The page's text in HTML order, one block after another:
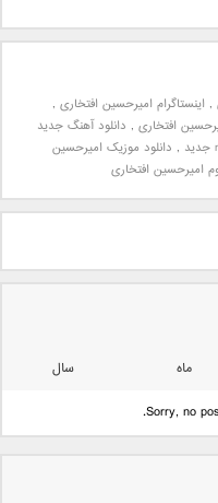
, اینستاگرام امیرحسین افتخاری ,
افتخاری , دانلود آهنگ جدید
, دانلود موزیک امیرحسین
امیرحسین افتخاری
ماه
سال
Sorry, no